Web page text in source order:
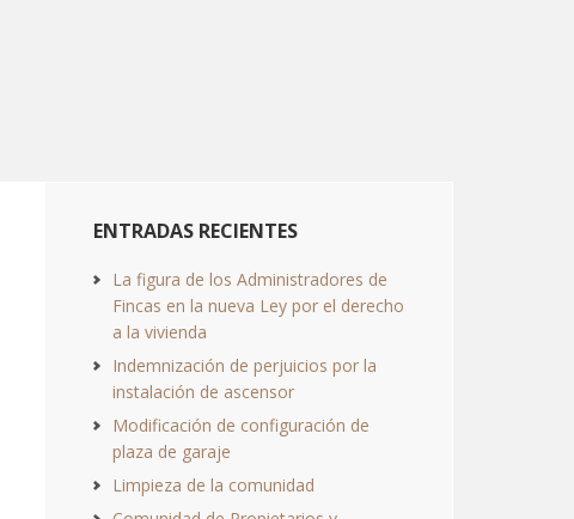
ENTRADAS RECIENTES
La figura de los Administradores de
Fincas en la nueva Ley por el derecho
a la vivienda
Indemnización de perjuicios por la
instalación de ascensor
Modificación de configuración de
plaza de garaje
Limpieza de la comunidad